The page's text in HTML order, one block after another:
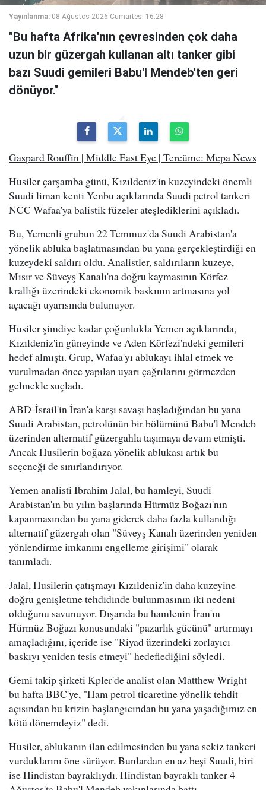
Yayınlanma: 08 Ağustos 2026 Cumartesi 16:28
"Bu hafta Afrika'nın çevresinden çok daha
uzun bir güzergah kullanan altı tanker gibi
bazı Suudi gemileri Babu'l Mendeb'ten geri
dönüyor."
Gaspard Rouffin | Middle East Eye | Tercüme: Mepa News
Husiler çarşamba günü, Kızıldeniz'in kuzeyindeki önemli
Suudi liman kenti Yenbu açıklarında Suudi petrol tankeri
NCC Wafaa'ya balistik füzeler ateşlediklerini açıkladı.
Bu, Yemenli grubun 22 Temmuz'da Suudi Arabistan'a
yönelik abluka başlatmasından bu yana gerçekleştirdiği en
kuzeydeki saldırı oldu. Analistler, saldırıların kuzeye,
Mısır ve Süveyş Kanalı'na doğru kaymasının Körfez
krallığı üzerindeki ekonomik baskının artmasına yol
açacağı uyarısında bulunuyor.
Husiler şimdiye kadar çoğunlukla Yemen açıklarında,
Kızıldeniz'in güneyinde ve Aden Körfezi'ndeki gemileri
hedef almıştı. Grup, Wafaa'yı ablukayı ihlal etmek ve
vurulmadan önce yapılan uyarı çağrılarını görmezden
gelmekle suçladı.
ABD-İsrail'in İran'a karşı savaşı başladığından bu yana
Suudi Arabistan, petrolünün bir bölümünü Babu'l Mendeb
üzerinden alternatif güzergahla taşımaya devam etmişti.
Ancak Husilerin boğaza yönelik ablukası artık bu
seçeneği de sınırlandırıyor.
Yemen analisti Ibrahim Jalal, bu hamleyi, Suudi
Arabistan'ın bu yılın başlarında Hürmüz Boğazı'nın
kapanmasından bu yana giderek daha fazla kullandığı
alternatif güzergah olan "Süveyş Kanalı üzerinden yeniden
yönlendirme imkanını engelleme girişimi" olarak
tanımladı.
Jalal, Husilerin çatışmayı Kızıldeniz'in daha kuzeyine
doğru genişletme tehdidinde bulunmasının iki nedeni
olduğunu savunuyor. Dışarıda bu hamlenin İran'ın
Hürmüz Boğazı konusundaki "pazarlık gücünü" artırmayı
amaçladığını, içeride ise "Riyad üzerindeki zorlayıcı
baskıyı yeniden tesis etmeyi" hedeflediğini söyledi.
Gemi takip şirketi Kpler'de analist olan Matthew Wright
bu hafta BBC'ye, "Ham petrol ticaretine yönelik tehdit
açısından bu krizin başlangıcından bu yana yaşadığımız en
kötü dönemdeyiz" dedi.
Husiler, ablukanın ilan edilmesinden bu yana sekiz tankeri
vurduklarını öne sürüyor. Bunlardan en az beşi Suudi, biri
ise Hindistan bayraklıydı. Hindistan bayraklı tanker 4